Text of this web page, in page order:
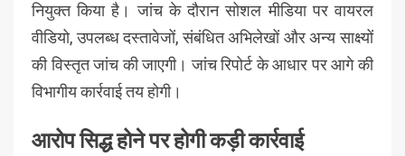
नियुक्त किया है। जांच के दौरान सोशल मीडिया पर वायरल
वीडियो, उपलब्ध दस्तावेजों, संबंधित अभिलेखों और अन्य साक्ष्यों
की विस्तृत जांच की जाएगी। जांच रिपोर्ट के आधार पर आगे की
विभागीय कार्रवाई तय होगी।
आरोप सिद्ध होने पर होगी कड़ी कार्रवाई